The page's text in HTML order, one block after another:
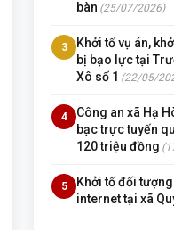
bàn (25/07/2026)
3
Khởi tố vụ án,
bị bạo lực tại
Xô số 1 (22/05/
4
Công an xã Hạ
bạc trực tuyến
120 triệu đồng
5
Khởi tố đối
internet tại xã